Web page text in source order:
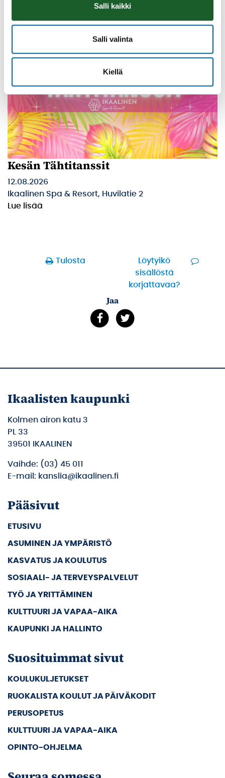
Salli kaikki
Salli valinta
Kiellä
Kesän Tähtitanssit
12.08.2026
Ikaalinen Spa & Resort, Huvilatie 2
Lue lisää
Tulosta
Löytyikö
sisällöstä
korjattavaa?
Jaa
Ikaalisten kaupunki
Kolmen airon katu 3
PL 33
39501 IKAALINEN
Vaihde: (03) 45 011
E-mail: kanslia@ikaalinen.fi
Pääsivut
ETUSIVU
ASUMINEN JA YMPÄRISTÖ
KASVATUS JA KOULUTUS
SOSIAALI- JA TERVEYSPALVELUT
TYÖ JA YRITTÄMINEN
KULTTUURI JA VAPAA-AIKA
KAUPUNKI JA HALLINTO
Suosituimmat sivut
KOULUKULJETUKSET
RUOKALISTA KOULUT JA PÄIVÄKODIT
PERUSOPETUS
KULTTUURI JA VAPAA-AIKA
OPINTO-OHJELMA